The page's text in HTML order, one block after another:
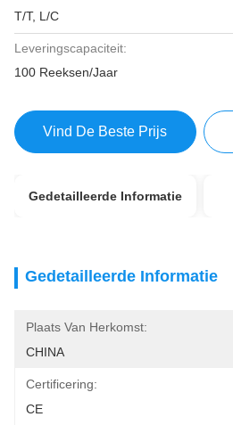
T/T, L/C
Leveringscapaciteit:
100 Reeksen/Jaar
Vind De Beste Prijs
Gedetailleerde Informatie
Gedetailleerde Informatie
Plaats Van Herkomst:
CHINA
Certificering:
CE